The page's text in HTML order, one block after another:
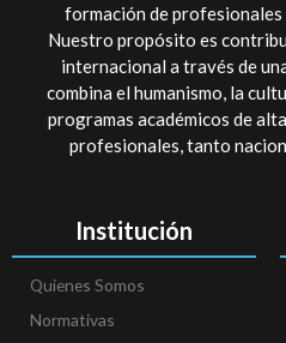
formación de
Nuestro propósito es
internacional a través de
combina el humanismo, la
programas académicos de
profesionales, tanto
Institución
Quienes Somos
Normativas